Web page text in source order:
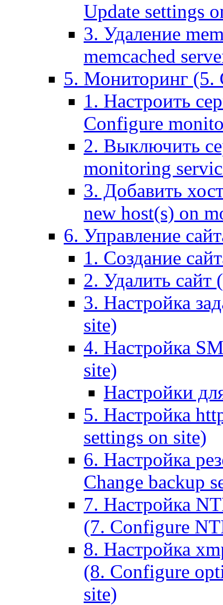
Update settings
3. Удаление
memcached
5. Мониторинг (5.
1. Настроить
Configure
2. Выключить
monitoring
3. Добавить
new host(s) on
6. Управление
1. Создание
2. Удалить сайт
3. Настройка
site)
4. Настройка
site)
Настройки
5. Настройка
settings on site)
6. Настройка
Change backup
7. Настройка
(7. Configure
8. Настройка
(8. Configure
site)